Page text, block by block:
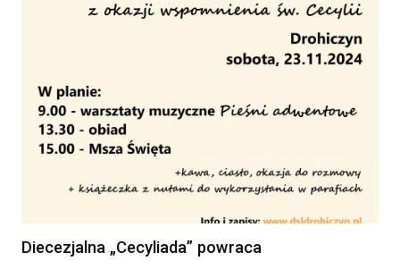
Diecezjalna „Cecyliada” powraca